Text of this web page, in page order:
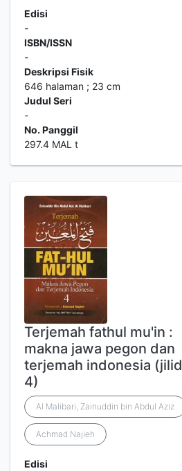
Edisi
-
ISBN/ISSN
-
Deskripsi Fisik
646 halaman ; 23 cm
Judul Seri
-
No. Panggil
297.4 MAL t
Terjemah fathul mu'in :
makna jawa pegon dan
terjemah indonesia (jilid
4)
Al Malibari, Zainuddin bin Abdul Aziz
Achmad Najieh
Edisi